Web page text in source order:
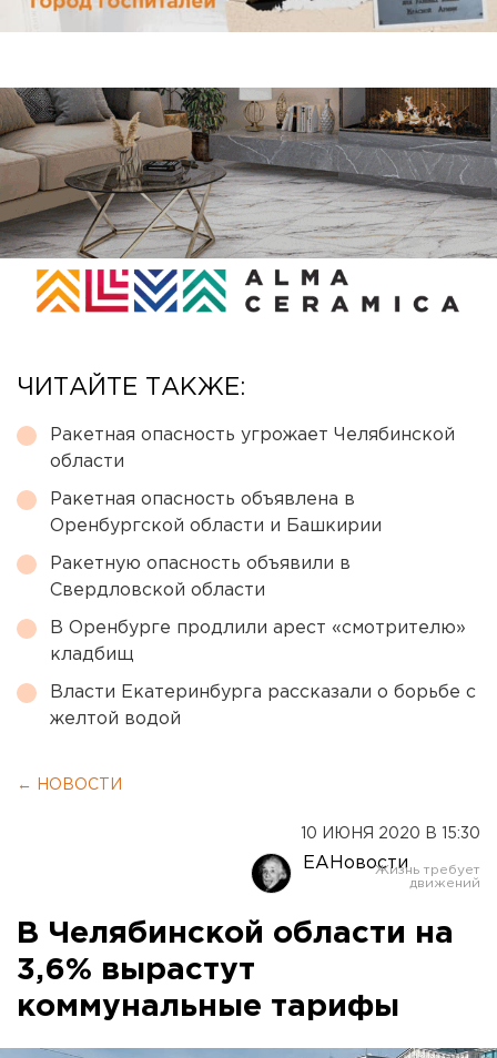
ЧИТАЙТЕ ТАКЖЕ:
Ракетная опасность угрожает Челябинской
области
Ракетная опасность объявлена в
Оренбургской области и Башкирии
Ракетную опасность объявили в
Свердловской области
В Оренбурге продлили арест «смотрителю»
кладбищ
Власти Екатеринбурга рассказали о борьбе с
желтой водой
← НОВОСТИ
10 ИЮНЯ 2020 В 15:30
ЕАНовости
В Челябинской области на
3,6% вырастут
коммунальные тарифы